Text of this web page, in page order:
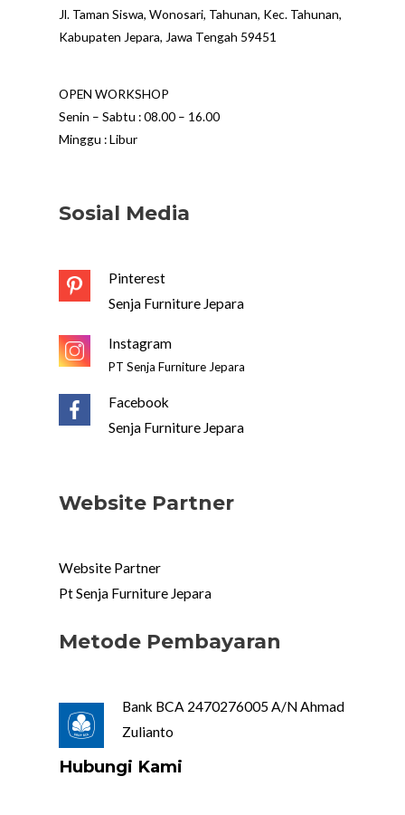
Jl. Taman Siswa, Wonosari, Tahunan, Kec. Tahunan,
Kabupaten Jepara, Jawa Tengah 59451
OPEN WORKSHOP
Senin – Sabtu : 08.00 – 16.00
Minggu : Libur
Sosial Media
Pinterest
Senja Furniture Jepara
Instagram
PT Senja Furniture Jepara
Facebook
Senja Furniture Jepara
Website Partner
Website Partner
Pt Senja Furniture Jepara
Metode Pembayaran
Bank BCA 2470276005 A/N Ahmad
Zulianto
Hubungi Kami